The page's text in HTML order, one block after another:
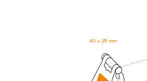
40 × 25 mm